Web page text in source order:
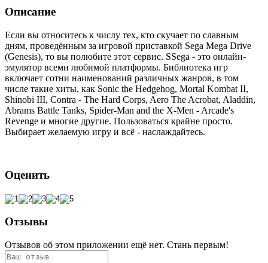
Описание
Если вы относитесь к числу тех, кто скучает по славным
дням, проведённым за игровой приставкой Sega Mega Drive
(Genesis), то вы полюбите этот сервис. SSega - это онлайн-
эмулятор всеми любимой платформы. Библиотека игр
включает сотни наименований различных жанров, в том
числе такие хиты, как Sonic the Hedgehog, Mortal Kombat II,
Shinobi III, Contra - The Hard Corps, Aero The Acrobat, Aladdin,
Abrams Battle Tanks, Spider-Man and the X-Men - Arcade's
Revenge и многие другие. Пользоваться крайне просто.
Выбирает желаемую игру и всё - наслаждайтесь.
Оценить
Отзывы
Отзывов об этом приложении ещё нет. Стань первым!